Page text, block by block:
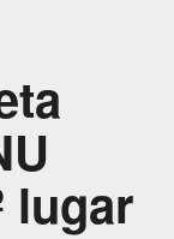
lugar